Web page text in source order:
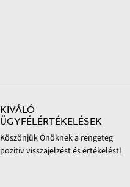
KIVÁLÓ
ÜGYFÉLÉRTÉKELÉSEK
Köszönjük Önöknek a rengeteg
pozitív visszajelzést és értékelést!